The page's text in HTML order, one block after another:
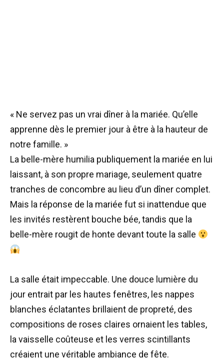
« Ne servez pas un vrai dîner à la mariée. Qu’elle
apprenne dès le premier jour à être à la hauteur de
notre famille. »
La belle-mère humilia publiquement la mariée en lui
laissant, à son propre mariage, seulement quatre
tranches de concombre au lieu d’un dîner complet.
Mais la réponse de la mariée fut si inattendue que
les invités restèrent bouche bée, tandis que la
belle-mère rougit de honte devant toute la salle
La salle était impeccable. Une douce lumière du
jour entrait par les hautes fenêtres, les nappes
blanches éclatantes brillaient de propreté, des
compositions de roses claires ornaient les tables,
la vaisselle coûteuse et les verres scintillants
créaient une véritable ambiance de fête.